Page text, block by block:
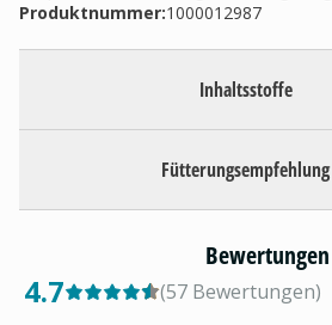
Produktnummer:1000012987
Inhaltsstoffe
Fütterungsempfehlung
Bewertungen
4.7 (57 Bewertungen)